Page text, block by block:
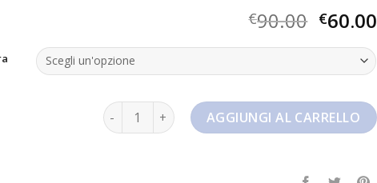
€90.00 €60.00
nike savaleos quantitàAGGIUNGI AL CARRELLO